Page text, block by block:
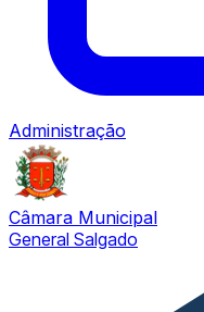
Administração
Câmara Municipal
General Salgado